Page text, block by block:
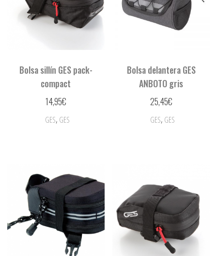
Bolsa sillín GES pack-
compact
14,95€
GES, GES
Bolsa delantera GES
ANBOTO gris
25,45€
GES, GES